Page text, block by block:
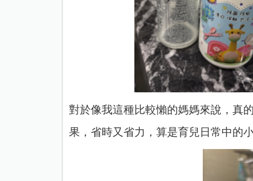
對於像我這種比較懶的媽媽來說，真
果，省時又省力，算是育兒日常中的小